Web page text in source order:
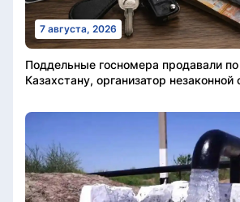
7 августа, 2026
Поддельные госномера продавали
Казахстану, организатор